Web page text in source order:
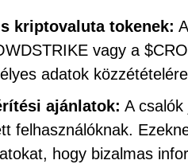
kriptovaluta tokenek:
vagy a
adatok
ajánlatok: A
felhasználóknak.
hogy bizalmas